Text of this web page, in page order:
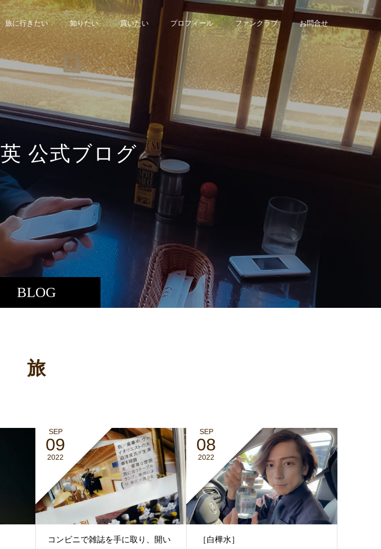
旅に行きたい 知りたい 買いたい プロフィール ファンクラブ お問合せ
BLOG
英 公式ブ ロ グ
旅
SEP
09
2022
コンビニで雑誌を手に取り、開い
SEP
08
2022
［白樺水］